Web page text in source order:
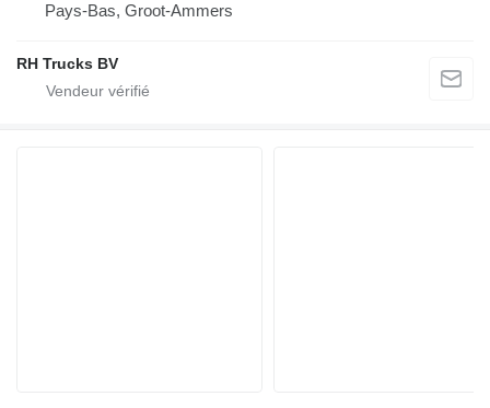
Pays-Bas, Groot-Ammers
RH Trucks BV